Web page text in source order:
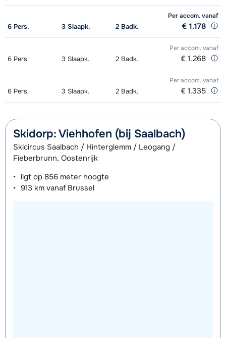
Per accom.vanaf
6 Pers. 3 Slaapk. 2 Badk. € 1.178
Per accom. vanaf
6 Pers. 3 Slaapk. 2 Badk. € 1.268
Per accom. vanaf
6 Pers. 3 Slaapk. 2 Badk. € 1.335
Skidorp: Viehhofen (bij Saalbach)
Skicircus Saalbach / Hinterglemm / Leogang /
Fieberbrunn, Oostenrijk
ligt op 856 meter hoogte
913 km vanaf Brussel